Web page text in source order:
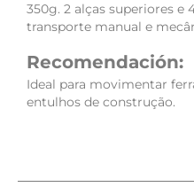
350g. 2 alças superiores e
transporte manual e
Recomendación:
Ideal para movimentar
entulhos de construção.